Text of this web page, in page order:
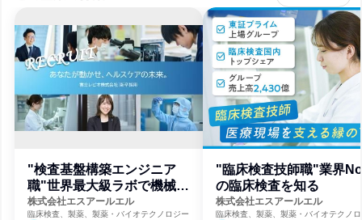
"検査基盤構築エンジニア
職"世界最大級ラボで機械の
保守点検を
株式会社エスアールエル
臨床検査、製薬、製薬・バイオテクノロジー
"臨床検査技師職"業界
の臨床検査を知る
株式会社エスアールエル
臨床検査、製薬、製薬・バイオテクノ